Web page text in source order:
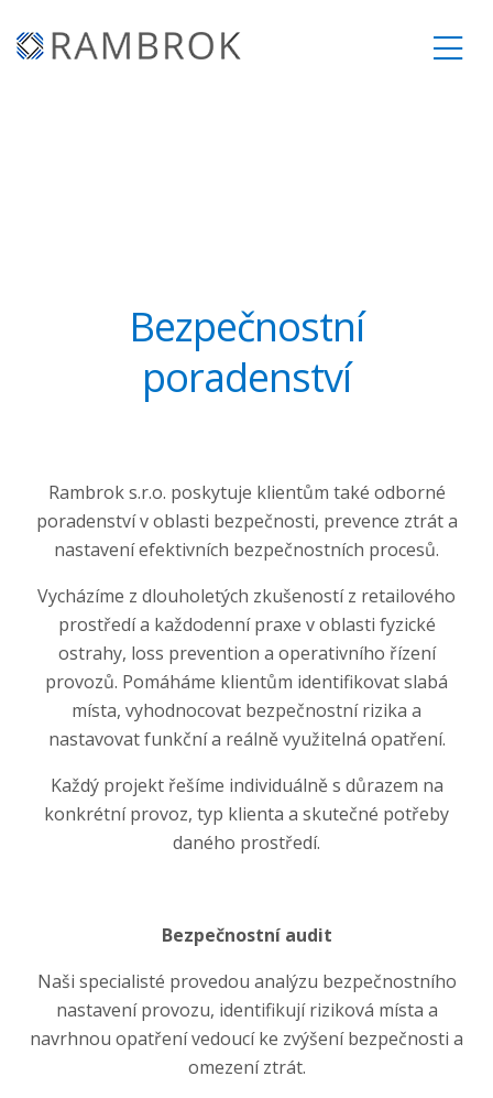
Bezpečnostní
poradenství
Rambrok s.r.o. poskytuje klientům také odborné
poradenství v oblasti bezpečnosti, prevence ztrát a
nastavení efektivních bezpečnostních procesů.
Vycházíme z dlouholetých zkušeností z retailového
prostředí a každodenní praxe v oblasti fyzické
ostrahy, loss prevention a operativního řízení
provozů. Pomáháme klientům identifikovat slabá
místa, vyhodnocovat bezpečnostní rizika a
nastavovat funkční a reálně využitelná opatření.
Každý projekt řešíme individuálně s důrazem na
konkrétní provoz, typ klienta a skutečné potřeby
daného prostředí.
Bezpečnostní audit
Naši specialisté provedou analýzu bezpečnostního
nastavení provozu, identifikují riziková místa a
navrhnou opatření vedoucí ke zvýšení bezpečnosti a
omezení ztrát.